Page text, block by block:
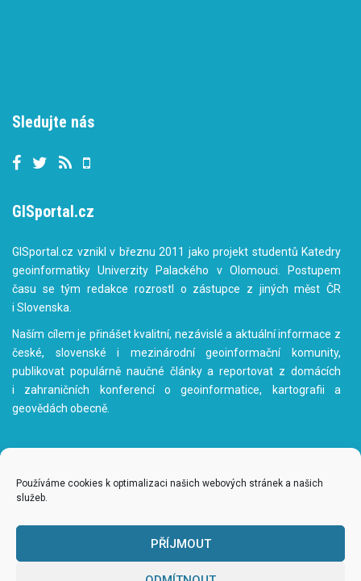
Používáme cookies k optimalizaci našich webových stránek a našich
služeb.
PŘÍJMOUT
Sledujte nás
GISportal.cz
GISportal.cz vznikl v březnu 2011 jako projekt studentů Katedry
geoinformatiky Univerzity Palackého v Olomouci. Postupem
času se tým redakce rozrostl o zástupce z jiných měst ČR
i Slovenska.
Naším cílem je přinášet kvalitní, nezávislé a aktuální informace z
české, slovenské i mezinárodní geoinformační komunity,
publikovat populárně naučné články a reportovat z domácích
i zahraničních konferencí o geoinformatice, kartografii a
geovědách obecně.
Obsah tohoto webu je publikován pod licencíCreative Commons
Attribution-NonCommercial-ShareAlike 3.0 Unported License